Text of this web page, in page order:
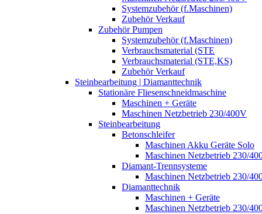
Systemzubehör (f.Maschinen)
Zubehör Verkauf
Zubehör Pumpen
Systemzubehör (f.Maschinen)
Verbrauchsmaterial (STE
Verbrauchsmaterial (STE,KS)
Zubehör Verkauf
Steinbearbeitung | Diamanttechnik
Stationäre Fliesenschneidmaschine
Maschinen + Geräte
Maschinen Netzbetrieb 230/400V
Steinbearbeitung
Betonschleifer
Maschinen Akku Geräte Solo
Maschinen Netzbetrieb 230/
Diamant-Trennsysteme
Maschinen Netzbetrieb 230/
Diamanttechnik
Maschinen + Geräte
Maschinen Netzbetrieb 230/